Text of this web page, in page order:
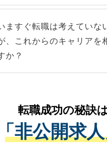
公にしてしまうと、応募
、医療機関が求める条件に
を人材紹介会社に依頼する
います。
承諾する必要はありませ
辞退の連絡はキャリアパー
情報が漏えいすることは
、ご安心ください。当サイ
どで収集したご登録者様の
本人のキャリアアップおよ
援を目的に使用いたします
るすべての個人データは
、個人情報の取り扱いにつ
理基準を満たした事業者の
、プライバシーマークを取
ますぐ転職は考えていな
、これからのキャリアを
か？
がいして、現在の医療機関
験をまじえながら、適切な
せていただきます。すぐに
い方には、長期的なサポー
転職成功の秘訣
「非公開求人